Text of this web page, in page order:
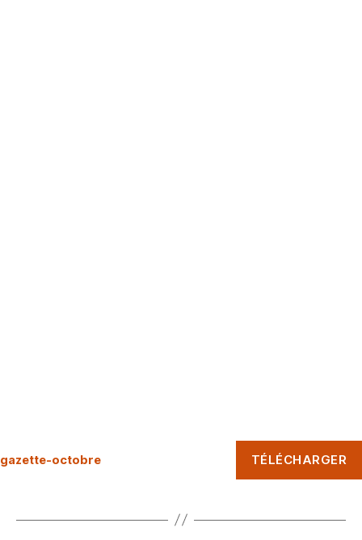
gazette-octobre TÉLÉCHARGER